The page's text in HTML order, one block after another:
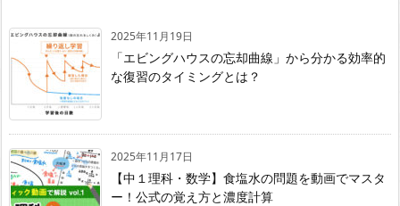
2025年11月19日
「エビングハウスの忘却曲線」から分かる効率的
な復習のタイミングとは？
2025年11月17日
【中１理科・数学】食塩水の問題を動画でマスタ
ー！公式の覚え方と濃度計算